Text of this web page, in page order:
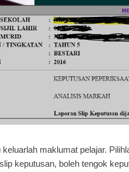
keluarlah maklumat pelajar.
keputusan, boleh tengok